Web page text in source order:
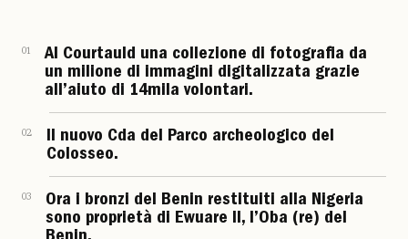
01
Al Courtauld una collezione di fotografia da
un milione di immagini digitalizzata grazie
all’aiuto di 14mila volontari.
02
Il nuovo Cda del Parco archeologico del
Colosseo.
03
Ora i bronzi del Benin restituiti alla Nigeria
sono proprietà di Ewuare II, l’Oba (re) del